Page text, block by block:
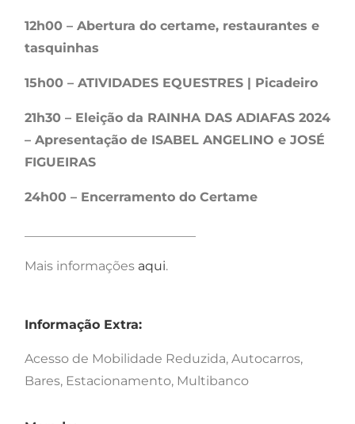
12h00 – Abertura do certame, restaurantes e
tasquinhas
15h00 – ATIVIDADES EQUESTRES | Picadeiro
21h30 – Eleição da RAINHA DAS ADIAFAS 2024
– Apresentação de ISABEL ANGELINO e JOSÉ
FIGUEIRAS
24h00 – Encerramento do Certame
Mais informações aqui.
Informação Extra:
Acesso de Mobilidade Reduzida, Autocarros,
Bares, Estacionamento, Multibanco